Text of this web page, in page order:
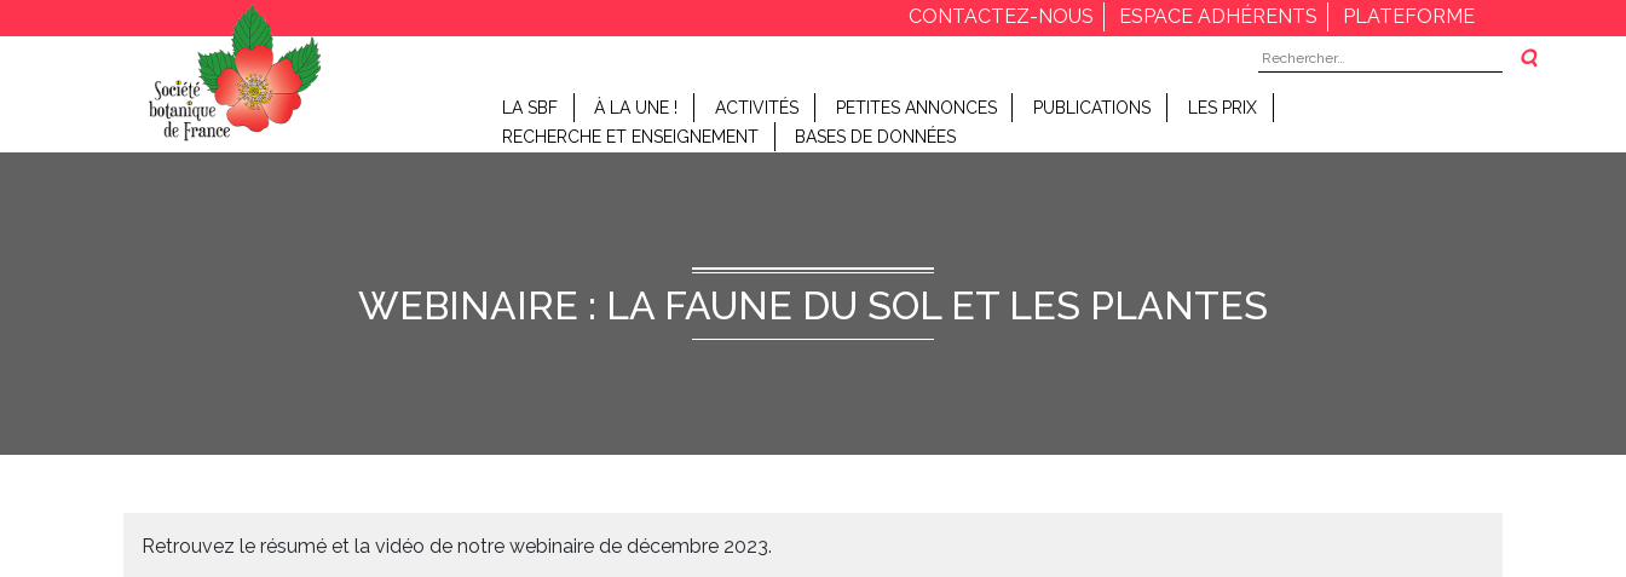
CONTACTEZ-NOUS ESPACE ADHÉRENTS
PLATEFORME
Rechercher :
LA SBF À LA UNE ! ACTIVITÉS PETITES ANNONCES PUBLICATIONS
LES PRIX
RECHERCHE ET ENSEIGNEMENT
BASES DE DONNÉES
WEBINAIRE : LA FAUNE DU SOL ET LES PLANTES
Retrouvez le résumé et la vidéo de notre webinaire de décembre 2023.